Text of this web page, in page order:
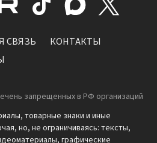
СВЯЗЬ
КОНТАКТЫ
запрещенных в РФ организаций
товарные знаки и иные
но, не ограничиваясь: тексты,
графические